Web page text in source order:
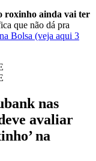
roxinho ainda vai ter
que não dá pra
Bolsa (veja aqui 3
nas
avaliar
na